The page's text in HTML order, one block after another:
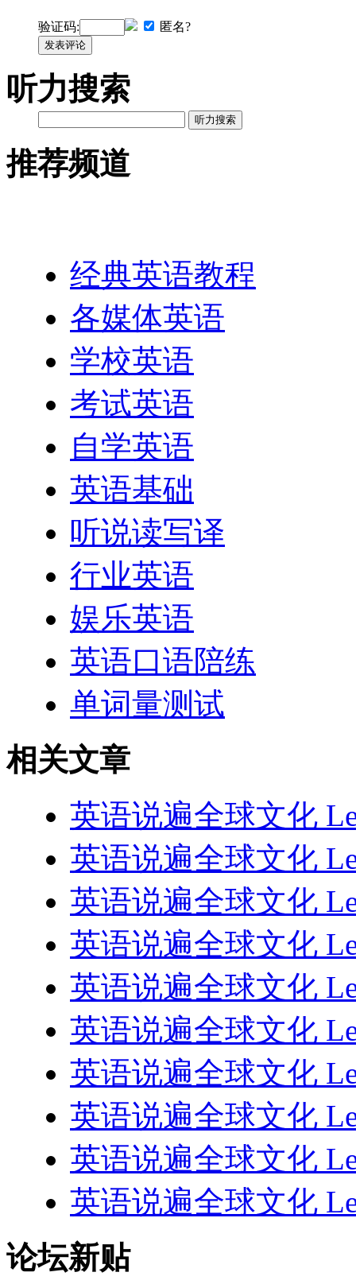
验证码: 匿名?
发表评论
听力搜索
听力搜索
推荐频道
经典英语教程
各媒体英语
学校英语
考试英语
自学英语
英语基础
听说读写译
行业英语
娱乐英语
英语口语陪练
单词量测试
相关文章
英语说遍全球文化
英语说遍全球文化
英语说遍全球文化
英语说遍全球文化
英语说遍全球文化
英语说遍全球文化
英语说遍全球文化
英语说遍全球文化
英语说遍全球文化
英语说遍全球文化
论坛新贴